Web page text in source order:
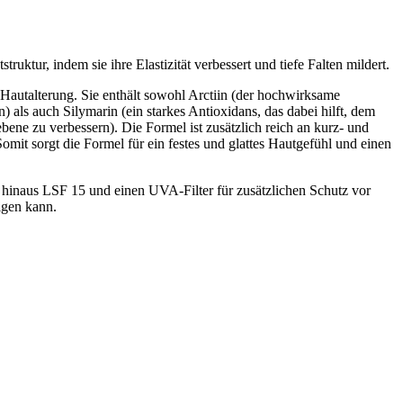
indem sie ihre Elastizität verbessert und tiefe Falten mildert.
Sie enthält sowohl Arctiin (der hochwirksame
als auch Silymarin (ein starkes Antioxidans, das dabei hilft, dem
zu verbessern). Die Formel ist zusätzlich reich an kurz- und
sorgt die Formel für ein festes und glattes Hautgefühl und einen
LSF 15 und einen UVA-Filter für zusätzlichen Schutz vor
kann.